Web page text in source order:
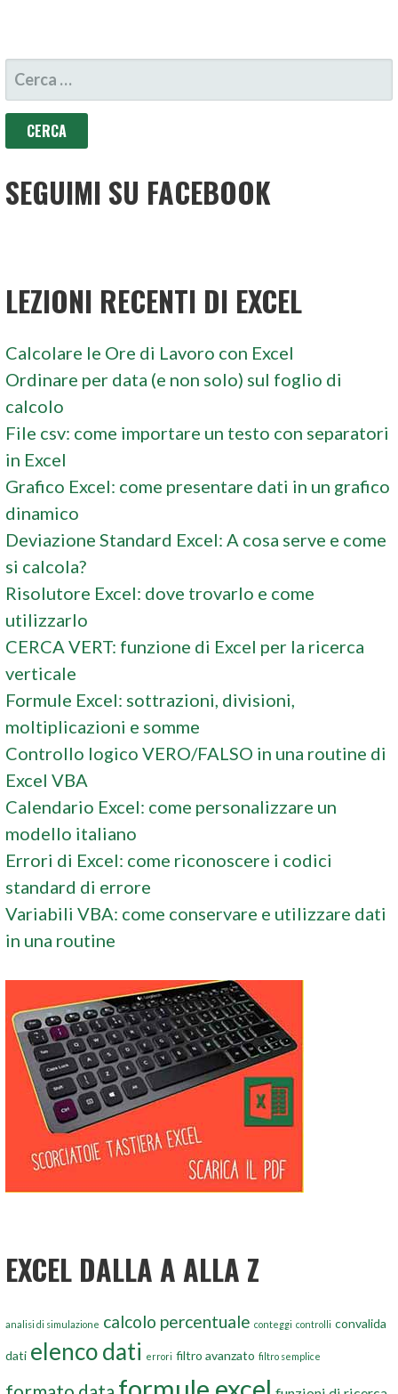
RICERCA
PER:
SEGUIMI SU FACEBOOK
LEZIONI RECENTI DI EXCEL
Calcolare le Ore di Lavoro con Excel
Ordinare per data (e non solo) sul foglio di
calcolo
File csv: come importare un testo con separatori
in Excel
Grafico Excel: come presentare dati in un grafico
dinamico
Deviazione Standard Excel: A cosa serve e come
si calcola?
Risolutore Excel: dove trovarlo e come
utilizzarlo
CERCA VERT: funzione di Excel per la ricerca
verticale
Formule Excel: sottrazioni, divisioni,
moltiplicazioni e somme
Controllo logico VERO/FALSO in una routine di
Excel VBA
Calendario Excel: come personalizzare un
modello italiano
Errori di Excel: come riconoscere i codici
standard di errore
Variabili VBA: come conservare e utilizzare dati
in una routine
EXCEL DALLA A ALLA Z
analisi di simulazione calcolo percentuale conteggi controlli convalida
dati elenco dati errori filtro avanzato filtro semplice